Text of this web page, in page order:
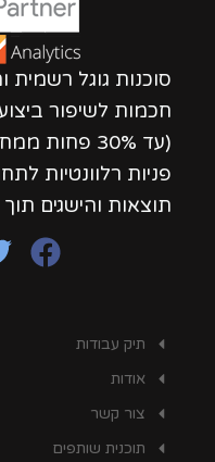
סוכנות גוגל
חכמות לשיפור
(עד 30%
פניות רלוונטיות
תוצאות והישגים
תיק עבודות
אודות
צור קשר
תוכנית שותפים